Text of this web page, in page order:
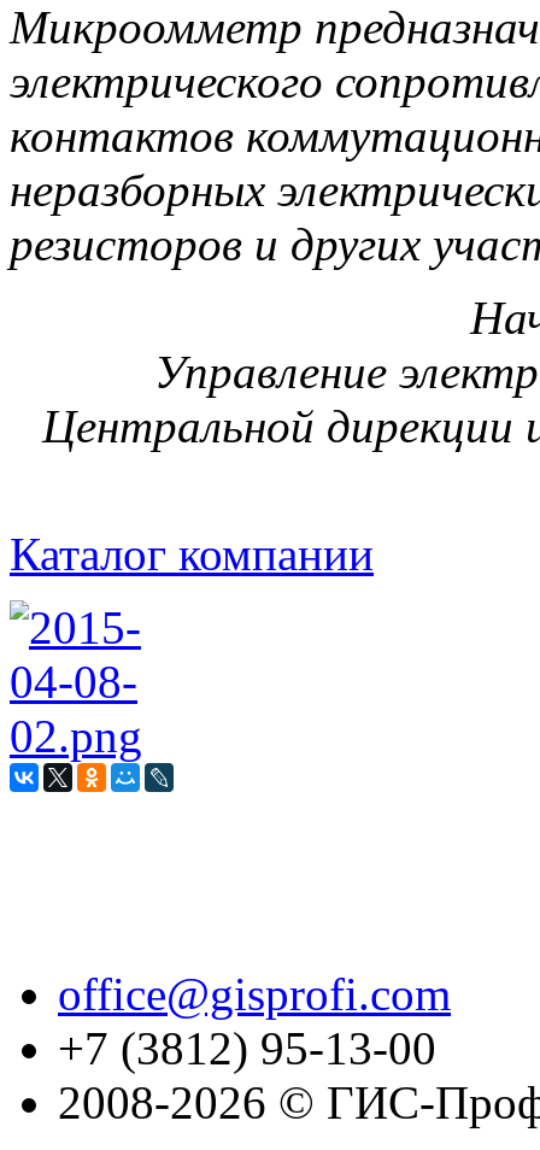
Микроомметр
электрического
контактов
неразборных
резисторов и других
Управление
Центральной
Каталог компании
office@gisprofi.com
+7 (3812) 95-13-00
2008-2026 © ГИС-